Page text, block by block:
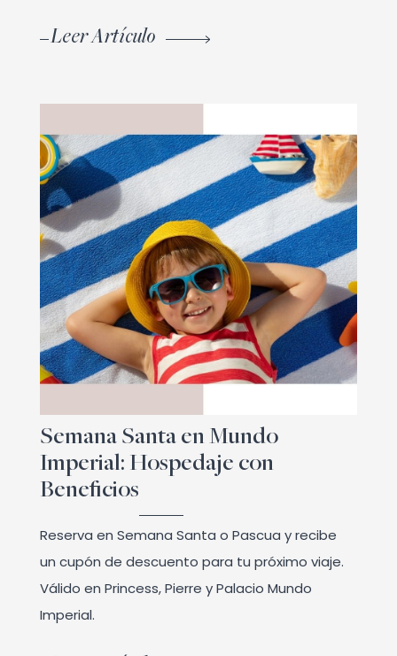
Leer Artículo
Semana Santa en Mundo
Imperial: Hospedaje con
Beneficios
Reserva en Semana Santa o Pascua y recibe
un cupón de descuento para tu próximo viaje.
Válido en Princess, Pierre y Palacio Mundo
Imperial.